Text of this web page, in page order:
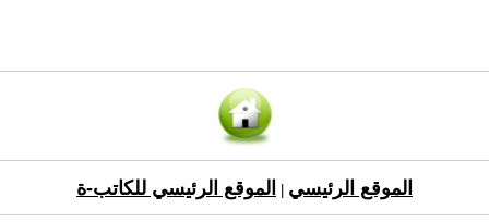
الموقع الرئيسي الموقع الرئيسي للكاتب-ة